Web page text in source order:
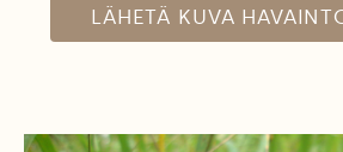
LÄHETÄ KUVA